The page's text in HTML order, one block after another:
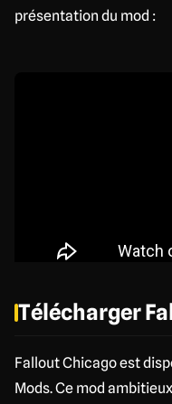
présentation du mod :
Télécharger
Fallout Chicago est
Mods. Ce mod